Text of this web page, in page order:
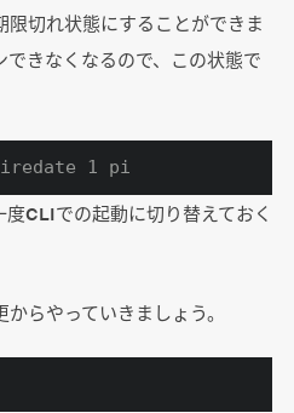
切れ状態にすることができま
きなくなるので、この状態で
1 pi
CLIでの起動に切り替えておく
らやっていきましょう。